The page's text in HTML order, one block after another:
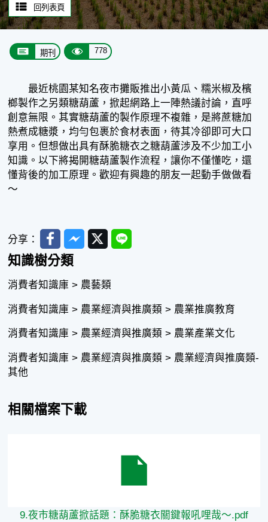
回列表頁
期刊 778
最近桃園某知名夜市攤販推出小黃瓜、糯米椒及檳
榔製作之另類糖葫蘆，掀起網路上一陣熱議討論，直呼
創意無限。其實糖葫蘆的製作原理不複雜，是將蔗糖加
熱煮成糖漿，均勻包裹於食材表面，待其冷卻即可大口
享用。但想做出具有酥脆糖衣之糖葫蘆涉及不少加工小
知識。以下將揭開糖葫蘆製作流程，讓你不僅懂吃，還
懂背後的加工原理。歡迎有興趣的朋友一起動手做做看
～
分享： FacebookMessenger
TwitterLine
知識樹分類
消費者知識庫 > 農藝類
消費者知識庫 > 農業經濟與推廣類 > 農業推廣教育
消費者知識庫 > 農業經濟與推廣類 > 農業產業文化
消費者知識庫 > 農業經濟與推廣類 > 農業經濟與推廣類-
其他
相關檔案下載
9.夜市糖葫蘆掀話題：酥脆糖衣關鍵報吼哩哉～.pdf